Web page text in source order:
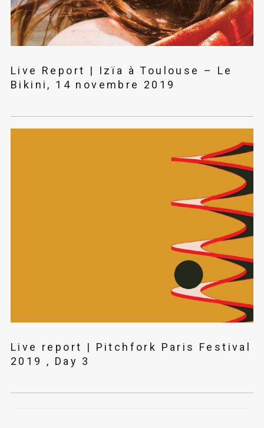
Live Report | Izïa à Toulouse – Le
Bikini, 14 novembre 2019
Live report | Pitchfork Paris Festival
2019 , Day 3